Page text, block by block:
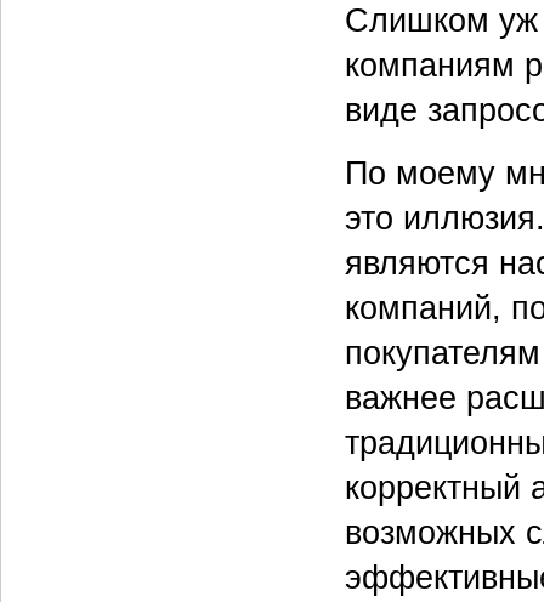
Слишком уж
компаниям
виде
По моему
это
являются
компаний,
важнее
корректный
возможных